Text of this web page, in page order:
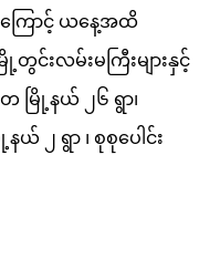
းကြောင့် ယနေ့အထိ
တွင်းလမ်းမကြီးများနှင့်
တ မြို့နယ် ၂၆ ရွာ၊
၂ ရွာ ၊ စုစုပေါင်း